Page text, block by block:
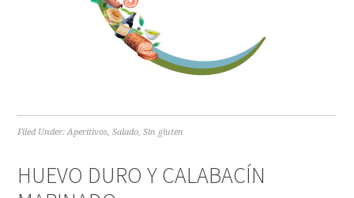
Filed Under:Aperitivos,Salado,Sin gluten
HUEVO DURO Y CALABACÍN